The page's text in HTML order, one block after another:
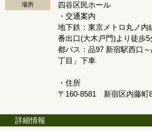
場所
四谷区民ホール
・交通案内
地下鉄：東京メトロ丸ノ内
番出口(大木戸門)より徒歩5
都バス：品97 新宿駅西口
丁目」下車
・住所
〒160-8581 新宿区内藤町
詳細情報